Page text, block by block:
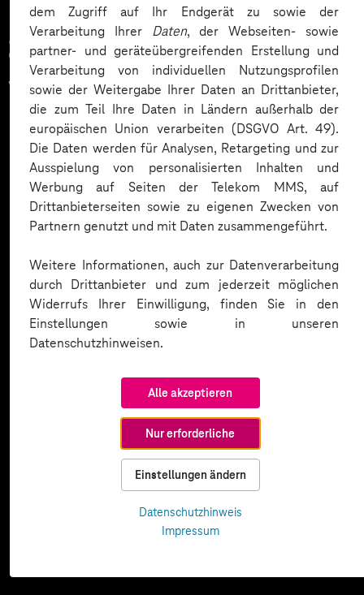
dem Zugriff auf Ihr Endgerät zu sowie der
Verarbeitung Ihrer Daten, der Webseiten- sowie
partner- und geräteübergreifenden Erstellung und
Verarbeitung von individuellen Nutzungsprofilen
sowie der Weitergabe Ihrer Daten an Drittanbieter,
die zum Teil Ihre Daten in Ländern außerhalb der
europäischen Union verarbeiten (DSGVO Art. 49).
Die Daten werden für Analysen, Retargeting und zur
Ausspielung von personalisierten Inhalten und
Werbung auf Seiten der Telekom MMS, auf
Drittanbieterseiten sowie zu eigenen Zwecken von
Partnern genutzt und mit Daten zusammengeführt.
Weitere Informationen, auch zur Datenverarbeitung
durch Drittanbieter und zum jederzeit möglichen
Widerrufs Ihrer Einwilligung, finden Sie in den
Einstellungen sowie in unseren
Datenschutzhinweisen.
Alle akzeptieren
Nur erforderliche
Einstellungen ändern
Datenschutzhinweis
Impressum
Zahlreiche Unternehmen
vertrauen auf unsere
Expertise. Hier eine Auswahl: